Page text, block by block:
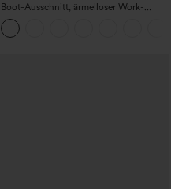
Boot-Ausschnitt, ärmelloser Work-
Jumpsuit mit seitlicher Bindung,
kühlender Cool-Touch-Effekt, gestreift
und mit Taschen – Easy Peezy Edition